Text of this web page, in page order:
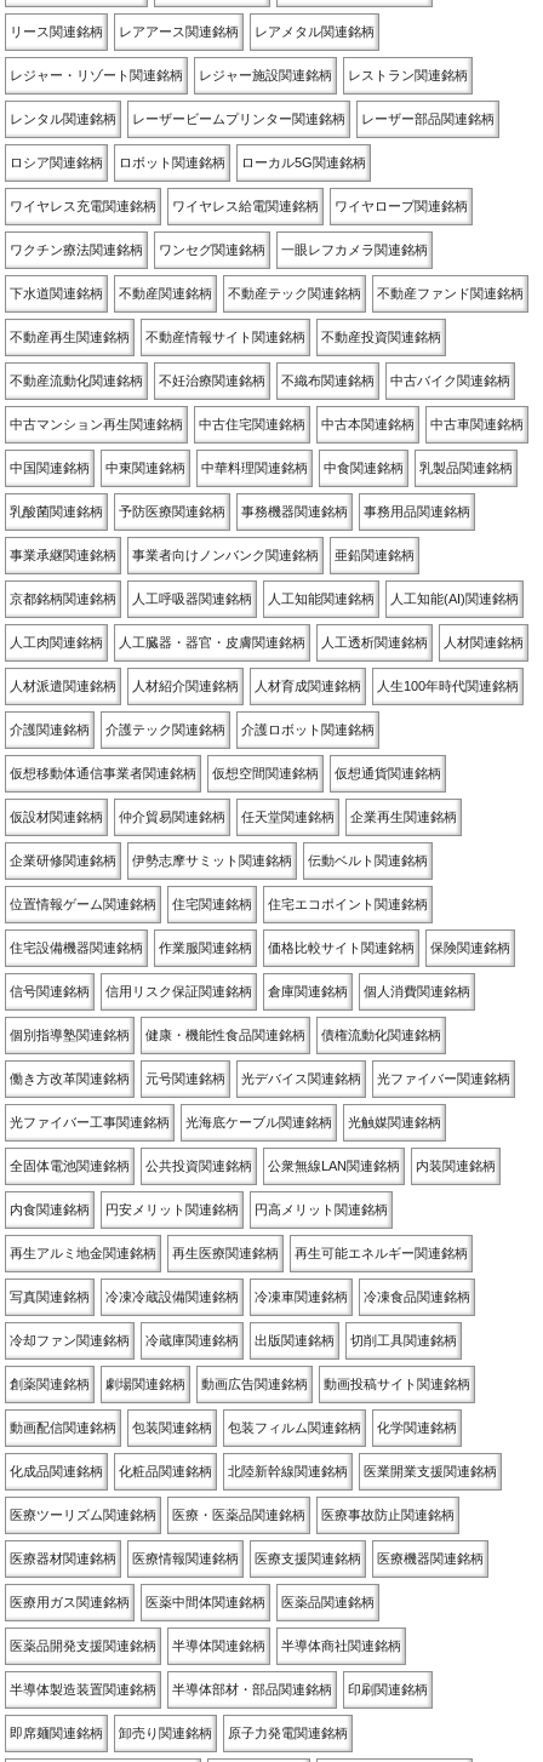
リース関連銘柄 レアアース関連銘柄 レアメタル関連銘柄
レジャー・リゾート関連銘柄 レジャー施設関連銘柄 レストラン関連銘柄
レンタル関連銘柄 レーザービームプリンター関連銘柄 レーザー部品関連銘柄
ロシア関連銘柄 ロボット関連銘柄 ローカル5G関連銘柄
ワイヤレス充電関連銘柄 ワイヤレス給電関連銘柄 ワイヤロープ関連銘柄
ワクチン療法関連銘柄 ワンセグ関連銘柄 一眼レフカメラ関連銘柄
下水道関連銘柄 不動産関連銘柄 不動産テック関連銘柄 不動産ファンド関連銘柄
不動産再生関連銘柄 不動産情報サイト関連銘柄 不動産投資関連銘柄
不動産流動化関連銘柄 不妊治療関連銘柄 不織布関連銘柄 中古バイク関連銘柄
中古マンション再生関連銘柄 中古住宅関連銘柄 中古本関連銘柄 中古車関連銘柄
中国関連銘柄 中東関連銘柄 中華料理関連銘柄 中食関連銘柄 乳製品関連銘柄
乳酸菌関連銘柄 予防医療関連銘柄 事務機器関連銘柄 事務用品関連銘柄
事業承継関連銘柄 事業者向けノンバンク関連銘柄 亜鉛関連銘柄
京都銘柄関連銘柄 人工呼吸器関連銘柄 人工知能関連銘柄 人工知能(AI)関連銘柄
人工肉関連銘柄 人工臓器・器官・皮膚関連銘柄 人工透析関連銘柄 人材関連銘柄
人材派遣関連銘柄 人材紹介関連銘柄 人材育成関連銘柄 人生100年時代関連銘柄
介護関連銘柄 介護テック関連銘柄 介護ロボット関連銘柄
仮想移動体通信事業者関連銘柄 仮想空間関連銘柄 仮想通貨関連銘柄
仮設材関連銘柄 仲介貿易関連銘柄 任天堂関連銘柄 企業再生関連銘柄
企業研修関連銘柄 伊勢志摩サミット関連銘柄 伝動ベルト関連銘柄
位置情報ゲーム関連銘柄 住宅関連銘柄 住宅エコポイント関連銘柄
住宅設備機器関連銘柄 作業服関連銘柄 価格比較サイト関連銘柄 保険関連銘柄
信号関連銘柄 信用リスク保証関連銘柄 倉庫関連銘柄 個人消費関連銘柄
個別指導塾関連銘柄 健康・機能性食品関連銘柄 債権流動化関連銘柄
働き方改革関連銘柄 元号関連銘柄 光デバイス関連銘柄 光ファイバー関連銘柄
光ファイバー工事関連銘柄 光海底ケーブル関連銘柄 光触媒関連銘柄
全固体電池関連銘柄 公共投資関連銘柄 公衆無線LAN関連銘柄 内装関連銘柄
内食関連銘柄 円安メリット関連銘柄 円高メリット関連銘柄
再生アルミ地金関連銘柄 再生医療関連銘柄 再生可能エネルギー関連銘柄
写真関連銘柄 冷凍冷蔵設備関連銘柄 冷凍車関連銘柄 冷凍食品関連銘柄
冷却ファン関連銘柄 冷蔵庫関連銘柄 出版関連銘柄 切削工具関連銘柄
創薬関連銘柄 劇場関連銘柄 動画広告関連銘柄 動画投稿サイト関連銘柄
動画配信関連銘柄 包装関連銘柄 包装フィルム関連銘柄 化学関連銘柄
化成品関連銘柄 化粧品関連銘柄 北陸新幹線関連銘柄 医業開業支援関連銘柄
医療ツーリズム関連銘柄 医療・医薬品関連銘柄 医療事故防止関連銘柄
医療器材関連銘柄 医療情報関連銘柄 医療支援関連銘柄 医療機器関連銘柄
医療用ガス関連銘柄 医薬中間体関連銘柄 医薬品関連銘柄
医薬品開発支援関連銘柄 半導体関連銘柄 半導体商社関連銘柄
半導体製造装置関連銘柄 半導体部材・部品関連銘柄 印刷関連銘柄
即席麺関連銘柄 卸売り関連銘柄 原子力発電関連銘柄